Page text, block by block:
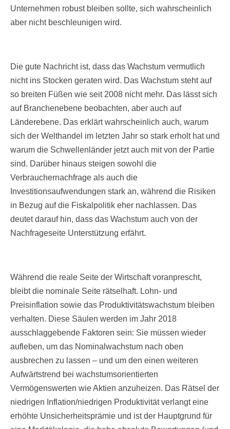
Unternehmen robust bleiben sollte, sich wahrscheinlich
aber nicht beschleunigen wird.
Die gute Nachricht ist, dass das Wachstum vermutlich
nicht ins Stocken geraten wird. Das Wachstum steht auf
so breiten Füßen wie seit 2008 nicht mehr. Das lässt sich
auf Branchenebene beobachten, aber auch auf
Länderebene. Das erklärt wahrscheinlich auch, warum
sich der Welthandel im letzten Jahr so stark erholt hat und
warum die Schwellenländer jetzt auch mit von der Partie
sind. Darüber hinaus steigen sowohl die
Verbrauchernachfrage als auch die
Investitionsaufwendungen stark an, während die Risiken
in Bezug auf die Fiskalpolitik eher nachlassen. Das
deutet darauf hin, dass das Wachstum auch von der
Nachfrageseite Unterstützung erfährt.
Während die reale Seite der Wirtschaft voranprescht,
bleibt die nominale Seite rätselhaft. Lohn- und
Preisinflation sowie das Produktivitätswachstum bleiben
verhalten. Diese Säulen werden im Jahr 2018
ausschlaggebende Faktoren sein: Sie müssen wieder
aufleben, um das Nominalwachstum nach oben
ausbrechen zu lassen – und um den einen weiteren
Aufwärtstrend bei wachstumsorientierten
Vermögenswerten wie Aktien anzuheizen. Das Rätsel der
niedrigen Inflation/niedrigen Produktivität verlangt eine
erhöhte Unsicherheitsprämie und ist der Hauptgrund für